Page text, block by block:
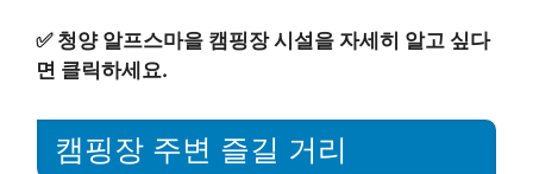
✅ 청양 알프스마을 캠핑장 시설을 자세히 알고 싶다
면 클릭하세요.
캠핑장 주변 즐길 거리